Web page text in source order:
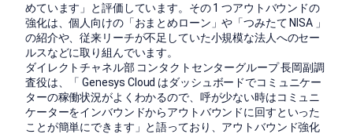
めています」と評価しています。その 1 つアウトバウンドの
強化は、個人向けの「おまとめローン」や「つみたて NISA 」
の紹介や、従来リーチが不足していた小規模な法人へのセー
ルスなどに取り組んでいます。
ダイレクトチャネル部 コンタクトセンターグループ 長岡副調
査役は、「 Genesys Cloud はダッシュボードでコミュニケー
ターの稼働状況がよくわかるので、呼が少ない時はコミュニ
ケーターをインバウンドからアウトバウンドに回すといった
ことが簡単にできます」と語っており、アウトバウンド強化